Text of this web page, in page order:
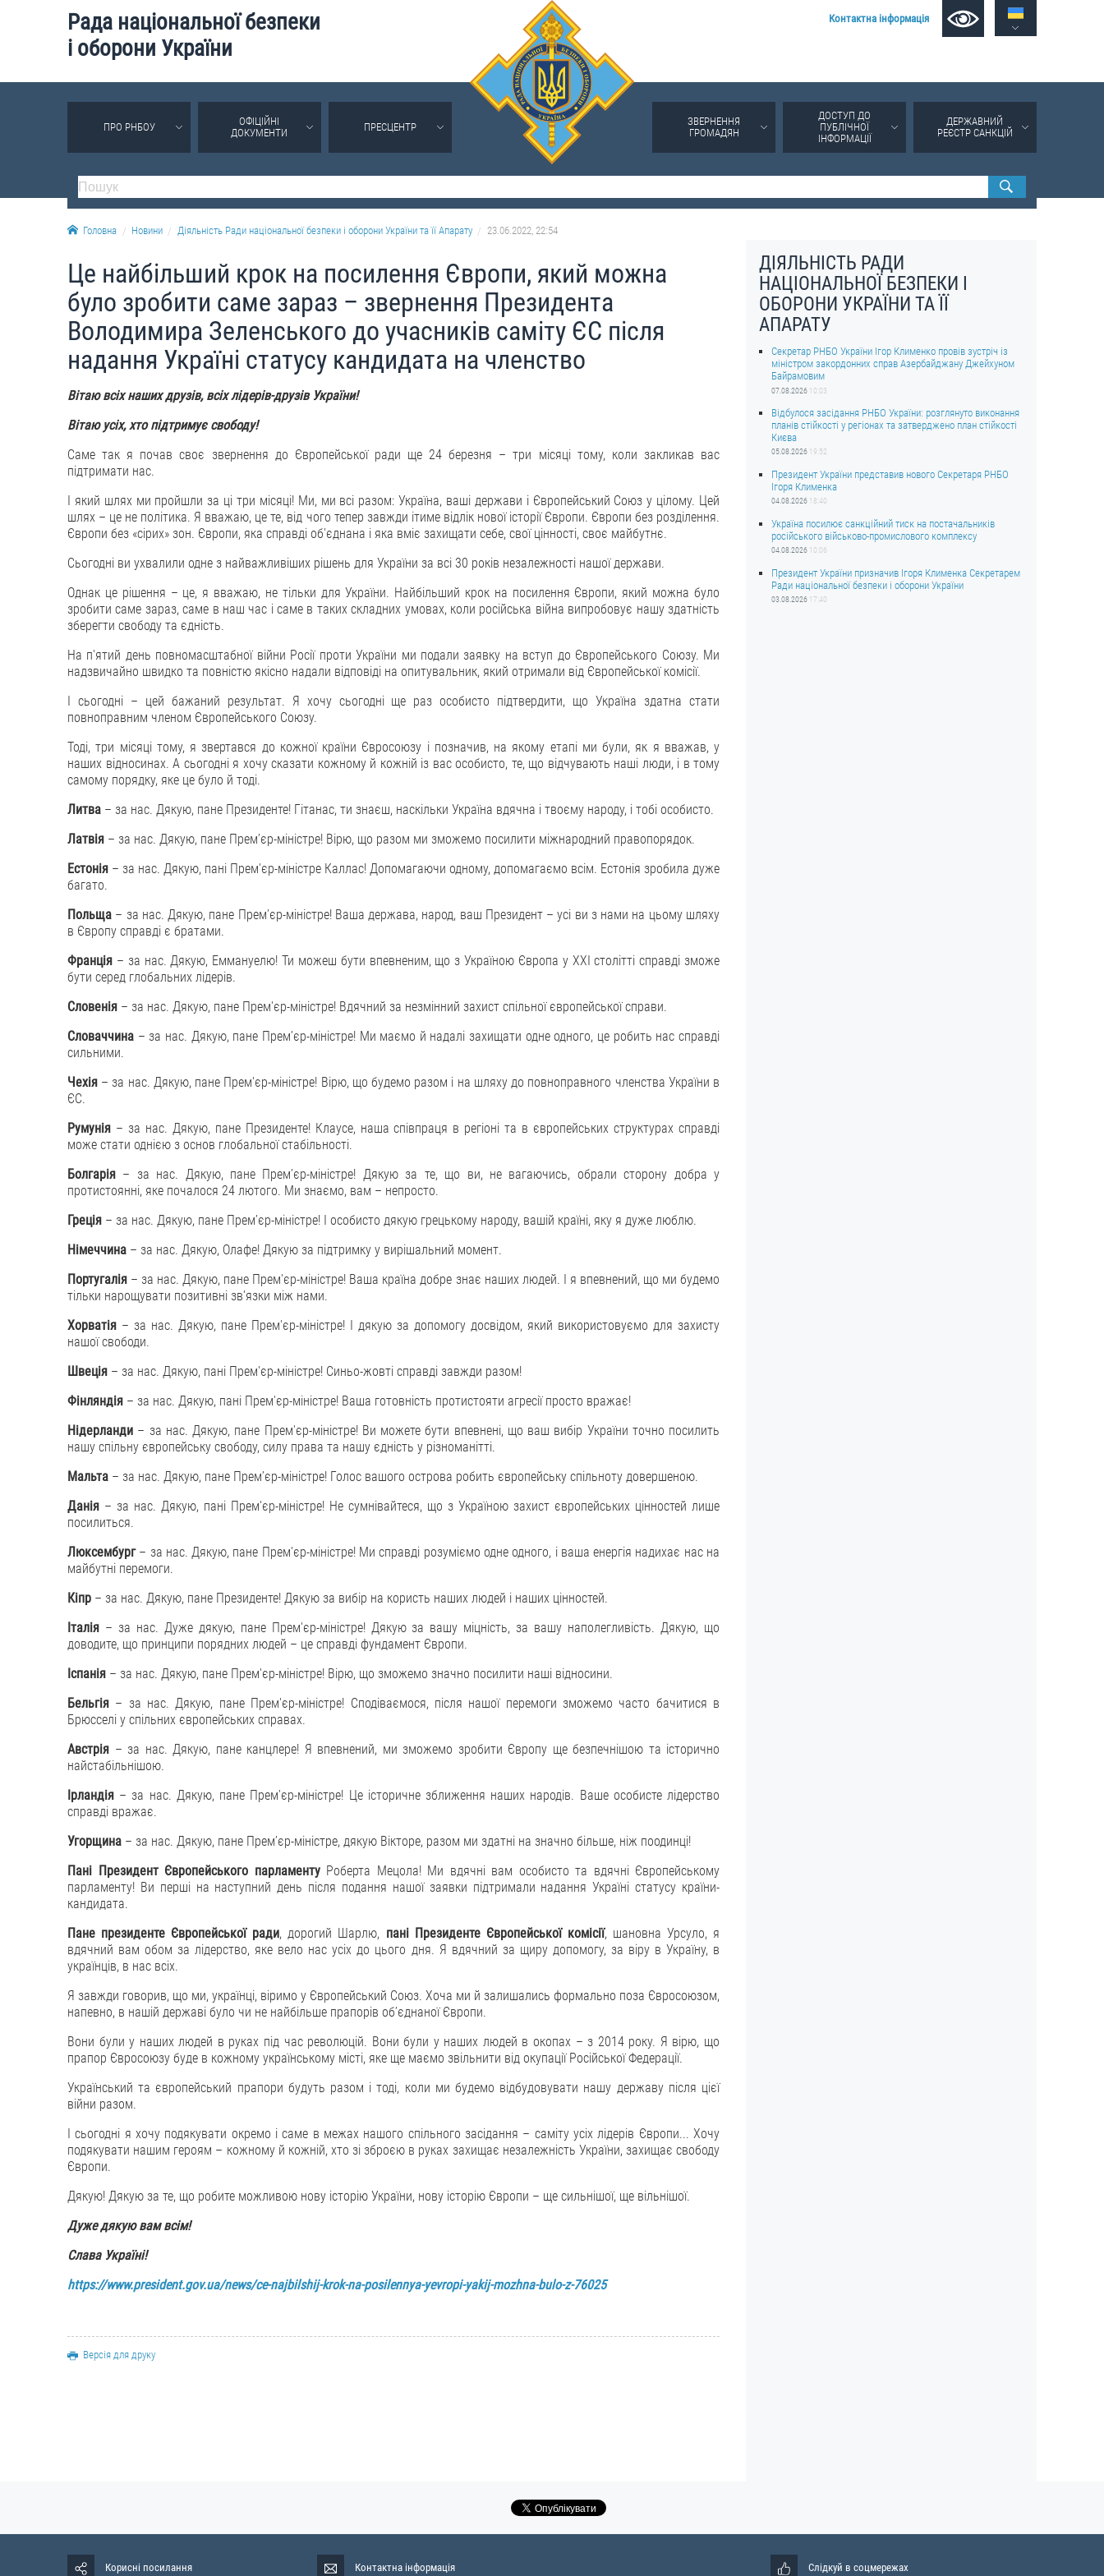
Рада національної безпеки
і оборони України
Контактна інформація
ПРО РНБОУ
ОФІЦІЙНІ
ДОКУМЕНТИ
ПРЕСЦЕНТР
ЗВЕРНЕННЯ
ГРОМАДЯН
ДОСТУП ДО
ПУБЛІЧНОЇ
ІНФОРМАЦІЇ
ДЕРЖАВНИЙ
РЕЄСТР САНКЦІЙ
Головна Новини Діяльність Ради національної безпеки і оборони України та її Апарату 23.06.2022, 22:54
Це найбільший крок на посилення Європи, який можна
було зробити саме зараз – звернення Президента
Володимира Зеленського до учасників саміту ЄС після
надання Україні статусу кандидата на членство
Вітаю всіх наших друзів, всіх лідерів-друзів України!
Вітаю усіх, хто підтримує свободу!
Саме так я почав своє звернення до Європейської ради ще 24 березня – три місяці тому, коли закликав вас
підтримати нас.
І який шлях ми пройшли за ці три місяці! Ми, ми всі разом: Україна, ваші держави і Європейський Союз у цілому. Цей
шлях – це не політика. Я вважаю, це те, від чого тепер завжди ітиме відлік нової історії Європи. Європи без розділення.
Європи без «сірих» зон. Європи, яка справді об'єднана і яка вміє захищати себе, свої цінності, своє майбутнє.
Сьогодні ви ухвалили одне з найважливіших рішень для України за всі 30 років незалежності нашої держави.
Однак це рішення – це, я вважаю, не тільки для України. Найбільший крок на посилення Європи, який можна було
зробити саме зараз, саме в наш час і саме в таких складних умовах, коли російська війна випробовує нашу здатність
зберегти свободу та єдність.
На п'ятий день повномасштабної війни Росії проти України ми подали заявку на вступ до Європейського Союзу. Ми
надзвичайно швидко та повністю якісно надали відповіді на опитувальник, який отримали від Європейської комісії.
І сьогодні – цей бажаний результат. Я хочу сьогодні ще раз особисто підтвердити, що Україна здатна стати
повноправним членом Європейського Союзу.
Тоді, три місяці тому, я звертався до кожної країни Євросоюзу і позначив, на якому етапі ми були, як я вважав, у
наших відносинах. А сьогодні я хочу сказати кожному й кожній із вас особисто, те, що відчувають наші люди, і в тому
самому порядку, яке це було й тоді.
Литва – за нас. Дякую, пане Президенте! Гітанас, ти знаєш, наскільки Україна вдячна і твоєму народу, і тобі особисто.
Латвія – за нас. Дякую, пане Премʼєр-міністре! Вірю, що разом ми зможемо посилити міжнародний правопорядок.
Естонія – за нас. Дякую, пані Прем'єр-міністре Каллас! Допомагаючи одному, допомагаємо всім. Естонія зробила дуже
багато.
Польща – за нас. Дякую, пане Премʼєр-міністре! Ваша держава, народ, ваш Президент – усі ви з нами на цьому шляху
в Європу справді є братами.
Франція – за нас. Дякую, Еммануелю! Ти можеш бути впевненим, що з Україною Європа у XXІ столітті справді зможе
бути серед глобальних лідерів.
Словенія – за нас. Дякую, пане Прем'єр-міністре! Вдячний за незмінний захист спільної європейської справи.
Словаччина – за нас. Дякую, пане Премʼєр-міністре! Ми маємо й надалі захищати одне одного, це робить нас справді
сильними.
Чехія – за нас. Дякую, пане Прем'єр-міністре! Вірю, що будемо разом і на шляху до повноправного членства України в
ЄС.
Румунія – за нас. Дякую, пане Президенте! Клаусе, наша співпраця в регіоні та в європейських структурах справді
може стати однією з основ глобальної стабільності.
Болгарія – за нас. Дякую, пане Премʼєр-міністре! Дякую за те, що ви, не вагаючись, обрали сторону добра у
протистоянні, яке почалося 24 лютого. Ми знаємо, вам – непросто.
Греція – за нас. Дякую, пане Премʼєр-міністре! І особисто дякую грецькому народу, вашій країні, яку я дуже люблю.
Німеччина – за нас. Дякую, Олафе! Дякую за підтримку у вирішальний момент.
Португалія – за нас. Дякую, пане Прем'єр-міністре! Ваша країна добре знає наших людей. І я впевнений, що ми будемо
тільки нарощувати позитивні зв'язки між нами.
Хорватія – за нас. Дякую, пане Прем'єр-міністре! І дякую за допомогу досвідом, який використовуємо для захисту
нашої свободи.
Швеція – за нас. Дякую, пані Прем'єр-міністре! Синьо-жовті справді завжди разом!
Фінляндія – за нас. Дякую, пані Прем'єр-міністре! Ваша готовність протистояти агресії просто вражає!
Нідерланди – за нас. Дякую, пане Прем'єр-міністре! Ви можете бути впевнені, що ваш вибір України точно посилить
нашу спільну європейську свободу, силу права та нашу єдність у різноманітті.
Мальта – за нас. Дякую, пане Премʼєр-міністре! Голос вашого острова робить європейську спільноту довершеною.
Данія – за нас. Дякую, пані Прем'єр-міністре! Не сумнівайтеся, що з Україною захист європейських цінностей лише
посилиться.
Люксембург– за нас. Дякую, пане Прем'єр-міністре! Ми справді розуміємо одне одного, і ваша енергія надихає нас на
майбутні перемоги.
Кіпр – за нас. Дякую, пане Президенте! Дякую за вибір на користь наших людей і наших цінностей.
Італія – за нас. Дуже дякую, пане Прем'єр-міністре! Дякую за вашу міцність, за вашу наполегливість. Дякую, що
доводите, що принципи порядних людей – це справді фундамент Європи.
Іспанія – за нас. Дякую, пане Прем'єр-міністре! Вірю, що зможемо значно посилити наші відносини.
Бельгія – за нас. Дякую, пане Прем'єр-міністре! Сподіваємося, після нашої перемоги зможемо часто бачитися в
Брюсселі у спільних європейських справах.
Австрія – за нас. Дякую, пане канцлере! Я впевнений, ми зможемо зробити Європу ще безпечнішою та історично
найстабільнішою.
Ірландія – за нас. Дякую, пане Премʼєр-міністре! Це історичне зближення наших народів. Ваше особисте лідерство
справді вражає.
Угорщина – за нас. Дякую, пане Премʼєр-міністре, дякую Вікторе, разом ми здатні на значно більше, ніж поодинці!
Пані Президент Європейського парламентуРоберта Мецола! Ми вдячні вам особисто та вдячні Європейському
парламенту! Ви перші на наступний день після подання нашої заявки підтримали надання Україні статусу країни-
кандидата.
Пане президенте Європейської ради, дорогий Шарлю, пані Президенте Європейської комісії, шановна Урсуло, я
вдячний вам обом за лідерство, яке вело нас усіх до цього дня. Я вдячний за щиру допомогу, за віру в Україну, в
українців, в нас всіх.
Я завжди говорив, що ми, українці, віримо у Європейський Союз. Хоча ми й залишались формально поза Євросоюзом,
напевно, в нашій державі було чи не найбільше прапорів обʼєднаної Європи.
Вони були у наших людей в руках під час революцій. Вони були у наших людей в окопах – з 2014 року. Я вірю, що
прапор Євросоюзу буде в кожному українському місті, яке ще маємо звільнити від окупації Російської Федерації.
Український та європейський прапори будуть разом і тоді, коли ми будемо відбудовувати нашу державу після цієї
війни разом.
І сьогодні я хочу подякувати окремо і саме в межах нашого спільного засідання – саміту усіх лідерів Європи... Хочу
подякувати нашим героям – кожному й кожній, хто зі зброєю в руках захищає незалежність України, захищає свободу
Європи.
Дякую! Дякую за те, що робите можливою нову історію України, нову історію Європи – ще сильнішої, ще вільнішої.
Дуже дякую вам всім!
Слава Україні!
https://www.president.gov.ua/news/ce-najbilshij-krok-na-posilennya-yevropi-yakij-mozhna-bulo-z-76025
Версія для друку
ДІЯЛЬНІСТЬ РАДИ
НАЦІОНАЛЬНОЇ БЕЗПЕКИ І
ОБОРОНИ УКРАЇНИ ТА ЇЇ
АПАРАТУ
Секретар РНБО України Ігор Клименко провів зустріч із
міністром закордонних справ Азербайджану Джейхуном
Байрамовим
07.08.2026 10:03
Відбулося засідання РНБО України: розглянуто виконання
планів стійкості у регіонах та затверджено план стійкості
Києва
05.08.2026 19:52
Президент України представив нового Секретаря РНБО
Ігоря Клименка
04.08.2026 18:40
Україна посилює санкційний тиск на постачальників
російського військово-промислового комплексу
04.08.2026 10:06
Президент України призначив Ігоря Клименка Секретарем
Ради національної безпеки і оборони України
03.08.2026 17:40
Корисні посилання Контактна інформація Слідкуй в соцмережах